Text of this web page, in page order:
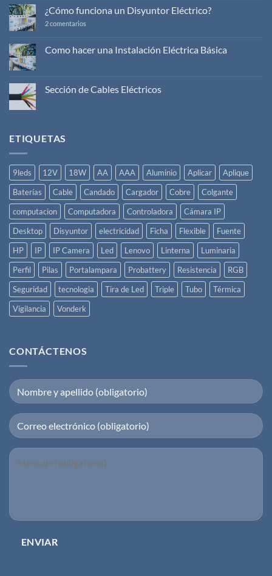
en
Enchufes
20A
¿Cómo funciona un Disyuntor Eléctrico?
2 comentarios
Disyuntor
Como hacer una Instalación Eléctrica Básica
en
Como
Sección de Cables Eléctricos
de
ETIQUETAS
9leds 12V 18W AA AAA Aluminio Aplicar
Aplique
Baterías
Cable Candado Cargador Cobre
Colgante
computacion
Computadora Controladora
Cámara IP
Desktop
Disyuntor electricidad Ficha Flexible
Fuente
HP
IP IP Camera Led Lenovo Linterna
Luminaria
Perfil
Pilas Portalampara Probattery Resistencia
RGB
Seguridad
tecnologia Tira de Led Triple Tubo
Térmica
Vigilancia
Vonderk
CONTÁCTENOS